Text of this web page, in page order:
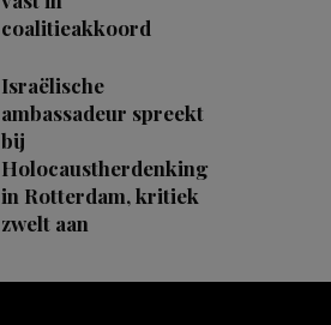
coalitieakkoord
Israëlische
ambassadeur spreekt
bij
Holocaustherdenking
in Rotterdam, kritiek
zwelt aan